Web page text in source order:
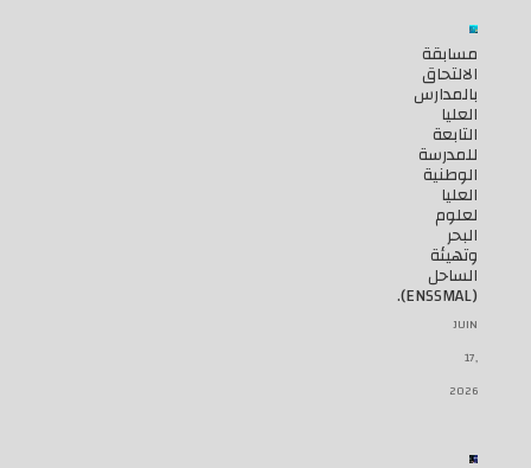
مسابقة
الالتحاق
بالمدارس
العليا
التابعة
للمدرسة
الوطنية
العليا
لعلوم
البحر
وتهيئة
الساحل
(ENSSMAL).
JUIN
17,
2026